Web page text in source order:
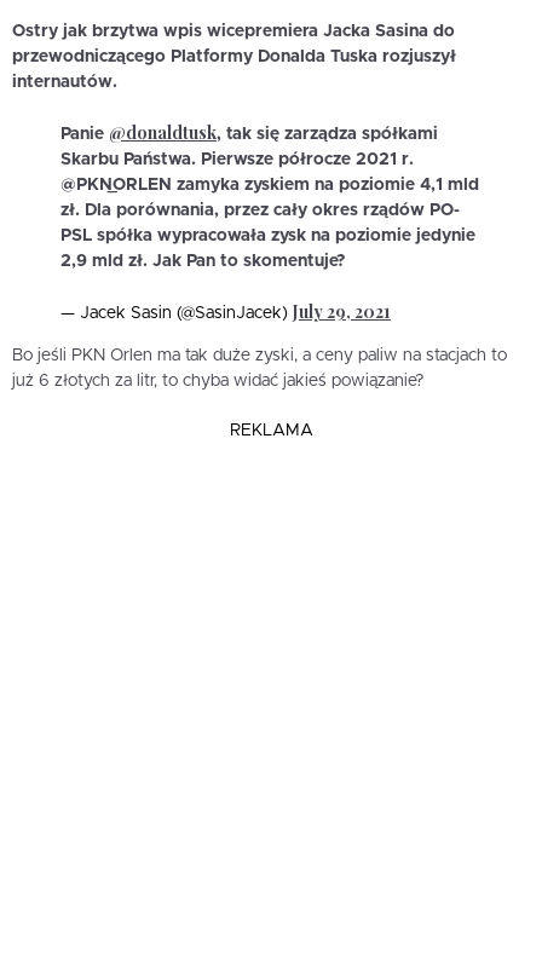
Ostry jak brzytwa wpis wicepremiera Jacka Sasina do
przewodniczącego Platformy Donalda Tuska rozjuszył
internautów.
Panie @donaldtusk, tak się zarządza spółkami
Skarbu Państwa. Pierwsze półrocze 2021 r.
@PKN_ORLEN zamyka zyskiem na poziomie 4,1 mld
zł. Dla porównania, przez cały okres rządów PO-
PSL spółka wypracowała zysk na poziomie jedynie
2,9 mld zł. Jak Pan to skomentuje?
— Jacek Sasin (@SasinJacek) July 29, 2021
Bo jeśli PKN Orlen ma tak duże zyski, a ceny paliw na stacjach to
już 6 złotych za litr, to chyba widać jakieś powiązanie?
REKLAMA